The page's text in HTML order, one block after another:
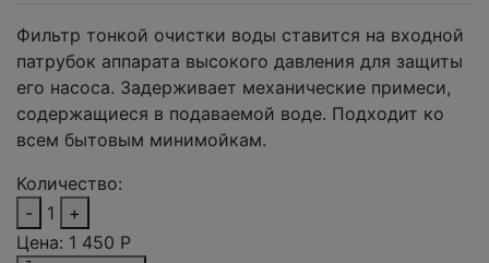
Фильтр тонкой очистки воды ставится на входной
патрубок аппарата высокого давления для защиты
его насоса. Задерживает механические примеси,
содержащиеся в подаваемой воде. Подходит ко
всем бытовым минимойкам.
Количество:
-
1
+
Цена: 1 450 Р